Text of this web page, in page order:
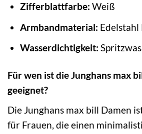
Zifferblattfarbe: Weiß
Armbandmaterial: Edelstahl
Wasserdichtigkeit:
Für wen ist die Junghans max
geeignet?
Die Junghans max bill Damen
für Frauen, die einen